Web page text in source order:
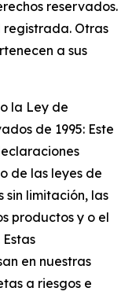
reservados.
registrada. Otras
a sus
la Ley de
de 1995: Este
de las leyes de
sin limitación, las
productos y o el
en nuestras
a riesgos e